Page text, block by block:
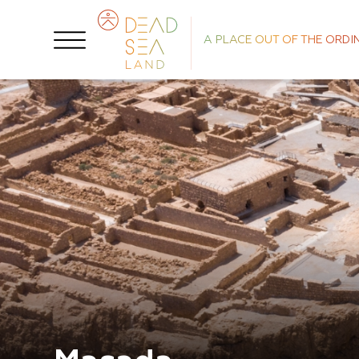
A PLACE OUT OF THE